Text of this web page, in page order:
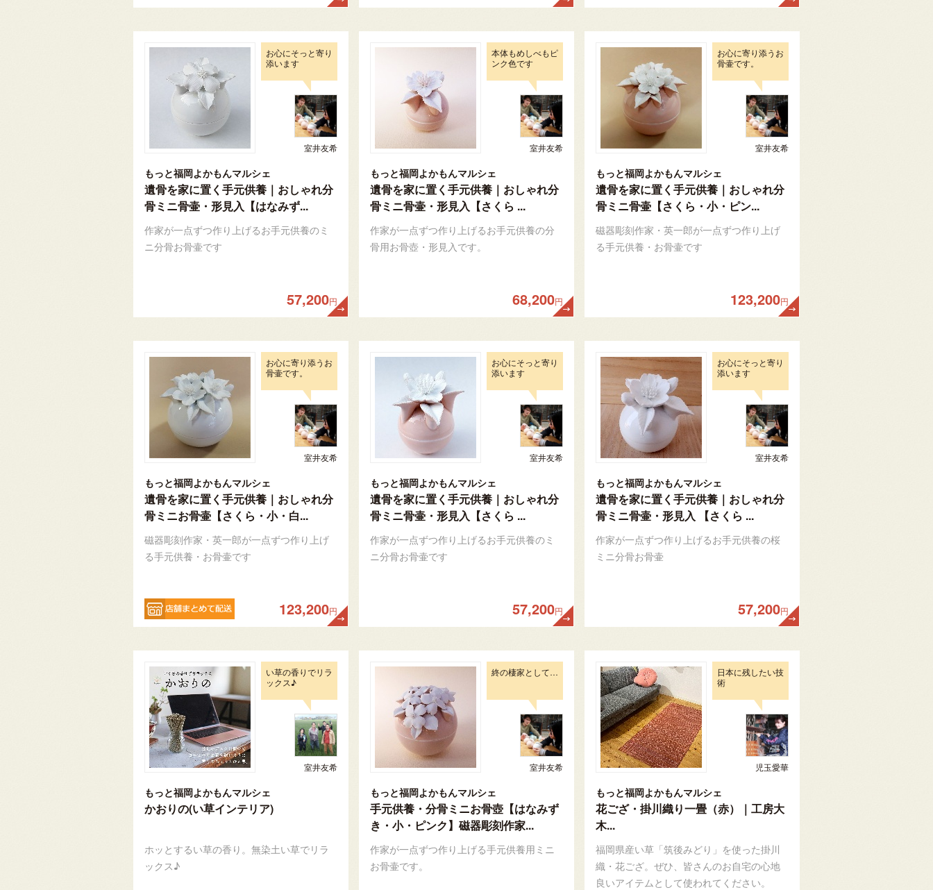
お心にそっと寄り
添います
室井友希
もっと福岡よかもんマルシェ
遺骨を家に置く手元供養｜おしゃれ分
骨ミニ骨壷・形見入【はなみず...
作家が一点ずつ作り上げるお手元供養のミ
ニ分骨お骨壷です
57,200円
本体もめしべもピ
ンク色です
室井友希
もっと福岡よかもんマルシェ
遺骨を家に置く手元供養｜おしゃれ分
骨ミニ骨壷・形見入【さくら ...
作家が一点ずつ作り上げるお手元供養の分
骨用お骨壺・形見入です。
68,200円
お心に寄り添うお
骨壷です。
室井友希
もっと福岡よかもんマルシェ
遺骨を家に置く手元供養｜おしゃれ分
骨ミニ骨壷【さくら・小・ピン...
磁器彫刻作家・英一郎が一点ずつ作り上げ
る手元供養・お骨壷です
123,200円
お心に寄り添うお
骨壷です。
室井友希
もっと福岡よかもんマルシェ
遺骨を家に置く手元供養｜おしゃれ分
骨ミニお骨壷【さくら・小・白...
磁器彫刻作家・英一郎が一点ずつ作り上げ
る手元供養・お骨壷です
123,200円
お心にそっと寄り
添います
室井友希
もっと福岡よかもんマルシェ
遺骨を家に置く手元供養｜おしゃれ分
骨ミニ骨壷・形見入【さくら ...
作家が一点ずつ作り上げるお手元供養のミ
ニ分骨お骨壷です
57,200円
お心にそっと寄り
添います
室井友希
もっと福岡よかもんマルシェ
遺骨を家に置く手元供養｜おしゃれ分
骨ミニ骨壷・形見入 【さくら ...
作家が一点ずつ作り上げるお手元供養の桜
ミニ分骨お骨壷
57,200円
い草の香りでリラ
ックス♪
室井友希
もっと福岡よかもんマルシェ
かおりの(い草インテリア)
ホッとするい草の香り。無染土い草でリラ
ックス♪
終の棲家として…
室井友希
もっと福岡よかもんマルシェ
手元供養・分骨ミニお骨壺【はなみず
き・小・ピンク】磁器彫刻作家...
作家が一点ずつ作り上げる手元供養用ミニ
お骨壷です。
日本に残したい技
術
児玉愛華
もっと福岡よかもんマルシェ
花ござ・掛川織り一畳（赤）｜工房大
木...
福岡県産い草「筑後みどり」を使った掛川
織・花ござ。ぜひ、皆さんのお自宅の心地
良いアイテムとして使われてください。